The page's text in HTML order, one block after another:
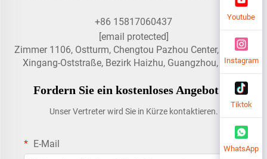
+86 15817060437
[email protected]
Zimmer 1106, Ostturm, Chengtou Pazhou Center, Nr. 608,
Xingang-Oststraße, Bezirk Haizhu, Guangzhou, China
Fordern Sie ein kostenloses Angebot an
Unser Vertreter wird Sie in Kürze kontaktieren.
E-Mail
Youtube
Instagram
Tiktok
WhatsApp